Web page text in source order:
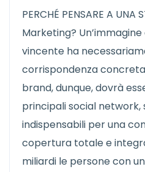
PERCHÉ PENSARE A UNA
Marketing?
vincente ha
corrispondenza concreta
brand, dunque, dovrà
principali social
indispensabili per una
copertura totale e
miliardi le persone con